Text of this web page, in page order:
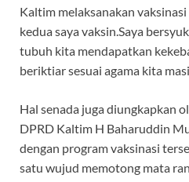
Kaltim melaksanakan
kedua saya vaksin.Saya
tubuh kita mendapatkan
beriktiar sesuai agama kita
Hal senada juga diungkapkan
DPRD Kaltim H Baharuddin
dengan program vaksinasi
satu wujud memotong mata